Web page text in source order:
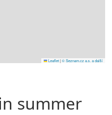
Leaflet|© Seznam.cz a.s. a další
summer